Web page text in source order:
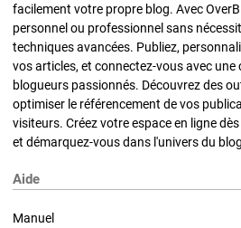
facilement votre propre blog. Avec
personnel ou professionnel sans
techniques avancées. Publiez,
vos articles, et connectez-vous avec
blogueurs passionnés. Découvrez des
optimiser le référencement de vos
visiteurs. Créez votre espace en ligne
et démarquez-vous dans l'univers du
Aide
Manuel